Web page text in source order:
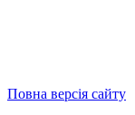
Повна версія сайту